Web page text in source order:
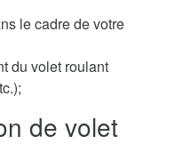
le cadre de votre
du volet roulant
de volet